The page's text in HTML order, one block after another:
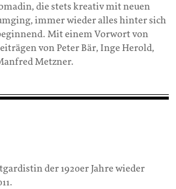
die stets kreativ mit neuen
immer wieder alles hinter sich
Mit einem Vorwort von
von Peter Bär, Inge Herold,
Metzner.
der 1920er Jahre wieder